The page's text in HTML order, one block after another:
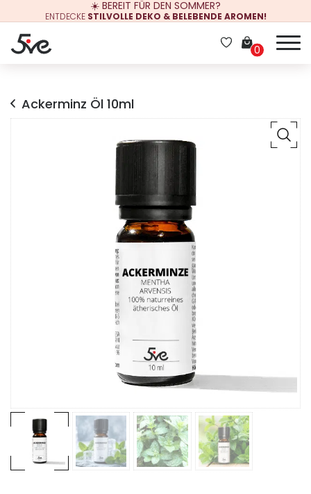
☀️ BEREIT FÜR DEN SOMMER?
ENTDECKE STILVOLLE DEKO & BELEBENDE AROMEN!
0
Ackerminz Öl 10ml